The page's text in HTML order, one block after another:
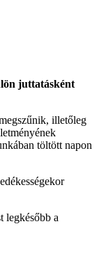
juttatásként
illetőleg
töltött napon
a